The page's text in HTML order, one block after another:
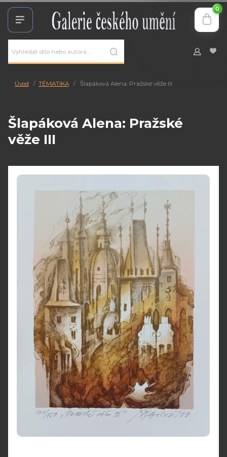
0
Úvod TÉMATIKA Šlapáková Alena: Pražské věže III
Šlapáková Alena: Pražské
věže III